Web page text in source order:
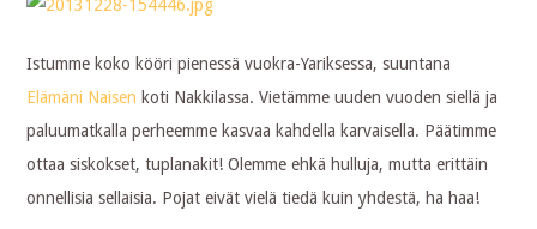
Istumme koko kööri pienessä vuokra-Yariksessa, suuntana
Elämäni Naisen koti Nakkilassa. Vietämme uuden vuoden siellä ja
paluumatkalla perheemme kasvaa kahdella karvaisella. Päätimme
ottaa siskokset, tuplanakit! Olemme ehkä hulluja, mutta erittäin
onnellisia sellaisia. Pojat eivät vielä tiedä kuin yhdestä, ha haa!